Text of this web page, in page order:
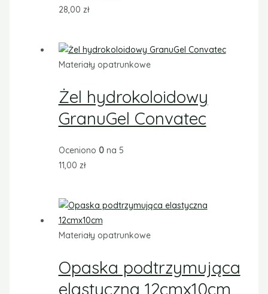
28,00 zł
Materiały opatrunkowe
Żel hydrokoloidowy
GranuGel Convatec
Oceniono 0na 5
11,00 zł
Materiały opatrunkowe
Opaska podtrzymująca
elastyczna 12cmx10cm